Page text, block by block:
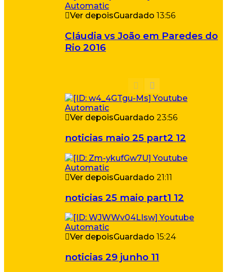
Ver depoisGuardado 13:56
Cláudia vs João em Paredes do
Rio 2016
Ver depoisGuardado 23:56
noticias maio 25 part2 12
Ver depoisGuardado 21:11
noticias 25 maio part1 12
Ver depoisGuardado 15:24
noticias 29 junho 11